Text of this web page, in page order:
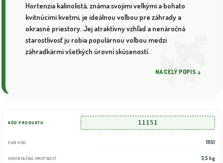
Hortenzia kalinolistá, známa svojimi veľkými a bohato
kvitnúcimi kvetmi, je ideálnou voľbou pre záhrady a
okrasné priestory. Jej atraktívny vzhľad a nenáročná
starostlivosť ju robia populárnou voľbou medzi
záhradkármi všetkých úrovní skúseností.
NA CELÝ POPIS ↓
KÓD PRODUKTU 11151
EAN KÓD 11151
ORIENTAČNÁ HMOTNOSŤ 3,5 kg